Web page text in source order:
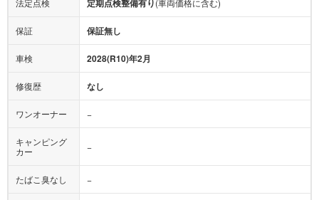
法定点検 定期点検整備有り(車両価格に含む)
保証 保証無し
車検 2028(R10)年2月
修復歴 なし
ワンオーナー −
キャンピング
カー
−
たばこ臭なし −